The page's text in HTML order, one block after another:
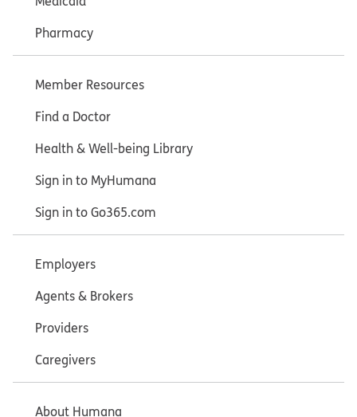
Pharmacy
Member Resources
Find a Doctor
Health & Well-being Library
Sign in to MyHumana
Sign in to Go365.com
Employers
Agents & Brokers
Providers
Caregivers
About Humana